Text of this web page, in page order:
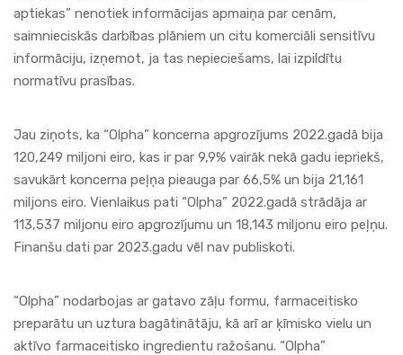
aptiekas” nenotiek informācijas apmaiņa par cenām,
saimnieciskās darbības plāniem un citu komerciāli sensitīvu
informāciju, izņemot, ja tas nepieciešams, lai izpildītu
normatīvu prasības.
Jau ziņots, ka “Olpha” koncerna apgrozījums 2022.gadā bija
120,249 miljoni eiro, kas ir par 9,9% vairāk nekā gadu iepriekš,
savukārt koncerna peļņa pieauga par 66,5% un bija 21,161
miljons eiro. Vienlaikus pati “Olpha” 2022.gadā strādāja ar
113,537 miljonu eiro apgrozījumu un 18,143 miljonu eiro peļņu.
Finanšu dati par 2023.gadu vēl nav publiskoti.
“Olpha” nodarbojas ar gatavo zāļu formu, farmaceitisko
preparātu un uztura bagātinātāju, kā arī ar ķīmisko vielu un
aktīvo farmaceitisko ingredientu ražošanu. “Olpha”